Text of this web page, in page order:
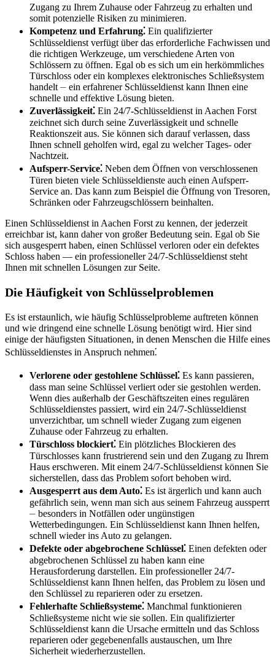
Zugang zu Ihrem Zuhause oder Fahrzeug zu erhalten und
somit potenzielle Risiken zu minimieren.​
Kompetenz und Erfahrung⁚ Ein qualifizierter
Schlüsseldienst verfügt über das erforderliche Fachwissen und
die richtigen Werkzeuge, um verschiedene Arten von
Schlössern zu öffnen.​ Egal ob es sich um ein herkömmliches
Türschloss oder ein komplexes elektronisches Schließsystem
handelt ⏤ ein erfahrener Schlüsseldienst kann Ihnen eine
schnelle und effektive Lösung bieten.​
Zuverlässigkeit⁚ Ein 24/7-Schlüsseldienst in Aachen Forst
zeichnet sich durch seine Zuverlässigkeit und schnelle
Reaktionszeit aus.​ Sie können sich darauf verlassen, dass
Ihnen schnell geholfen wird, egal zu welcher Tages- oder
Nachtzeit.
Aufsperr-Service⁚ Neben dem Öffnen von verschlossenen
Türen bieten viele Schlüsseldienste auch einen Aufsperr-
Service an.​ Das kann zum Beispiel die Öffnung von Tresoren,
Schränken oder Fahrzeugschlössern beinhalten.​
Einen Schlüsseldienst in Aachen Forst zu kennen, der jederzeit
erreichbar ist, kann daher von großer Bedeutung sein.​ Egal ob Sie
sich ausgesperrt haben, einen Schlüssel verloren oder ein defektes
Schloss haben ― ein professioneller 24/7-Schlüsseldienst steht
Ihnen mit schnellen Lösungen zur Seite.​
Die Häufigkeit von Schlüsselproblemen
Es ist erstaunlich, wie häufig Schlüsselprobleme auftreten können
und wie dringend eine schnelle Lösung benötigt wird.​ Hier sind
einige der häufigsten Situationen, in denen Menschen die Hilfe eines
Schlüsseldienstes in Anspruch nehmen⁚
Verlorene oder gestohlene Schlüssel⁚ Es kann passieren,
dass man seine Schlüssel verliert oder sie gestohlen werden.​
Wenn dies außerhalb der Geschäftszeiten eines regulären
Schlüsseldienstes passiert, wird ein 24/7-Schlüsseldienst
unverzichtbar, um schnell wieder Zugang zum eigenen
Zuhause oder Fahrzeug zu erhalten.​
Türschloss blockiert⁚ Ein plötzliches Blockieren des
Türschlosses kann frustrierend sein und den Zugang zu Ihrem
Haus erschweren.​ Mit einem 24/7-Schlüsseldienst können Sie
sicherstellen, dass das Problem sofort behoben wird.​
Ausgesperrt aus dem Auto⁚ Es ist ärgerlich und kann auch
gefährlich sein, wenn man sich aus seinem Fahrzeug aussperrt
⏤ besonders in Notfällen oder ungünstigen
Wetterbedingungen. Ein Schlüsseldienst kann Ihnen helfen,
schnell wieder ins Auto zu gelangen.​
Defekte oder abgebrochene Schlüssel⁚ Einen defekten oder
abgebrochenen Schlüssel zu haben kann eine
Herausforderung darstellen.​ Ein professioneller 24/7-
Schlüsseldienst kann Ihnen helfen, das Problem zu lösen und
den Schlüssel zu reparieren oder zu ersetzen.
Fehlerhafte Schließsysteme⁚ Manchmal funktionieren
Schließsysteme nicht wie sie sollen.​ Ein qualifizierter
Schlüsseldienst kann die Ursache ermitteln und das Schloss
reparieren oder gegebenenfalls austauschen, um Ihre
Sicherheit wiederherzustellen.​